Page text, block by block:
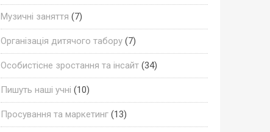
Музичні заняття (7)
Організація дитячого табору(7)
Особистісне зростання та інсайт(34)
Пишуть наші учні (10)
Просування та маркетинг(13)